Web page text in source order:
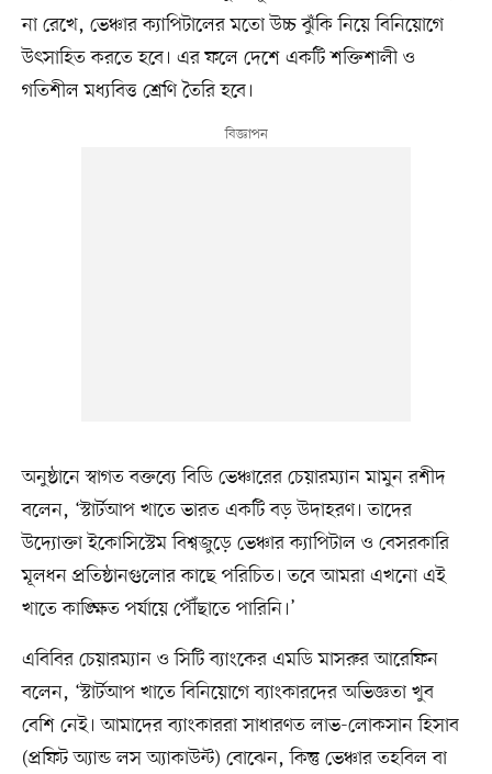
না রেখে, ভেঞ্চার ক্যাপিটালের মতো উচ্চ ঝুঁকি নিয়ে বিনিয়োগে
উৎসাহিত করতে হবে। এর ফলে দেশে একটি শক্তিশালী ও
গতিশীল মধ্যবিত্ত শ্রেণি তৈরি হবে।
অনুষ্ঠানে স্বাগত বক্তব্যে বিডি ভেঞ্চারের চেয়ারম্যান মামুন রশীদ
বলেন, ‘স্টার্টআপ খাতে ভারত একটি বড় উদাহরণ। তাদের
উদ্যোক্তা ইকোসিস্টেম বিশ্বজুড়ে ভেঞ্চার ক্যাপিটাল ও বেসরকারি
মূলধন প্রতিষ্ঠানগুলোর কাছে পরিচিত। তবে আমরা এখনো এই
খাতে কাঙ্ক্ষিত পর্যায়ে পৌঁছাতে পারিনি।’
এবিবির চেয়ারম্যান ও সিটি ব্যাংকের এমডি মাসরুর আরেফিন
বলেন, ‘স্টার্টআপ খাতে বিনিয়োগে ব্যাংকারদের অভিজ্ঞতা খুব
বেশি নেই। আমাদের ব্যাংকাররা সাধারণত লাভ-লোকসান হিসাব
(প্রফিট অ্যান্ড লস অ্যাকাউন্ট) বোঝেন, কিন্তু ভেঞ্চার তহবিল বা